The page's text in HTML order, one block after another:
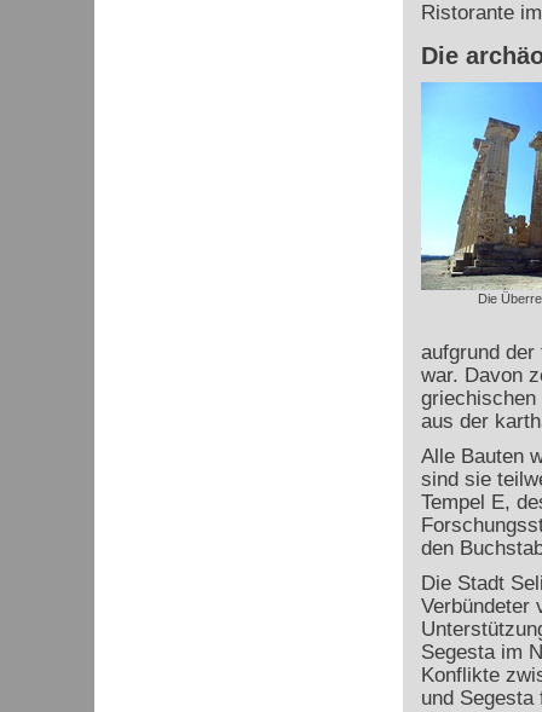
Ristorante
Die
Die
aufgrund
war. Davon
griechischen
aus der
Alle Bauten
sind sie
Tempel E,
den
Die Stadt
Verbündeter
Segesta im
Konflikte
und